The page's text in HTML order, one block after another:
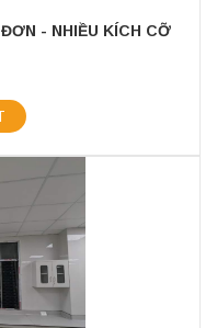
- NHIỀU KÍCH CỠ